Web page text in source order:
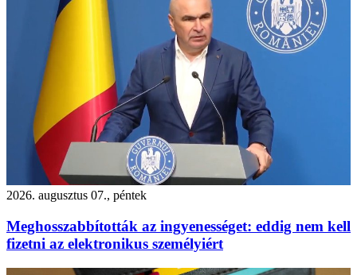
2026. augusztus 07., péntek
Meghosszabbították az ingyenességet: eddig nem kell
fizetni az elektronikus személyiért